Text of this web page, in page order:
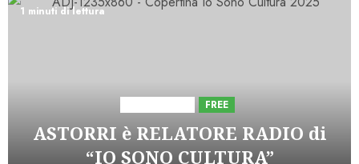
1 minuti di lettura
FREE
ASTORRI è RELATORE RADIO di
“IO SONO CULTURA”